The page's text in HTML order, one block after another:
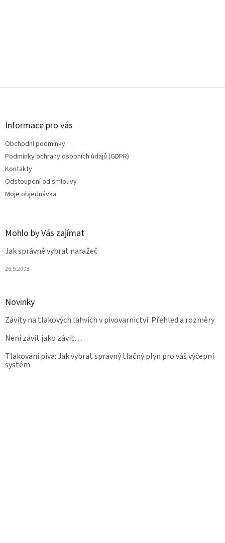
Z
Informace pro vás
Obchodní podmínky
Podmínky ochrany osobních údajů (GDPR)
Kontakty
Odstoupení od smlouvy
Moje objednávka
Mohlo by Vás zajímat
Jak správně vybrat naražeč
26.9.2008
Novinky
Závity na tlakových lahvích v pivovarnictví: Přehled a rozměry
Není závit jako závit…
Tlakování piva: Jak vybrat správný tlačný plyn pro váš výčepní
systém